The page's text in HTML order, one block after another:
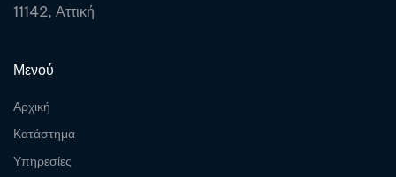
11142, Αττική
Μενού
Αρχική
Κατάστημα
Υπηρεσίες